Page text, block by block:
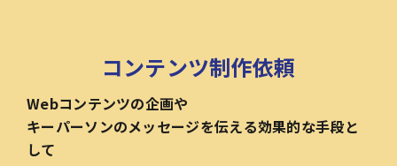
コンテンツ制作依頼
Webコンテンツの企画や
キーパーソンのメッセージを伝える効果的な手段と
して